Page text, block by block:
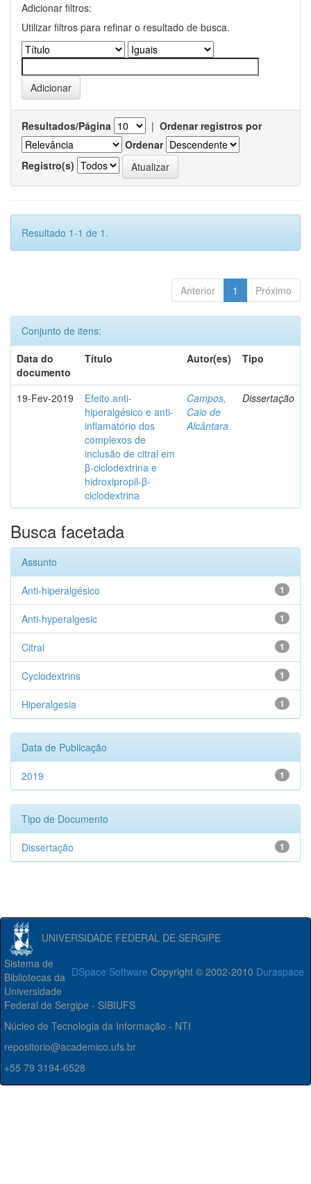
Adicionar filtros:
Utilizar filtros para refinar o resultado de busca.
Resultados/Página | Ordenar registros por
Ordenar
Registro(s)
Resultado 1-1 de 1.
Anterior 1 Próximo
Conjunto de itens:
Data do
documento
Título Autor(es) Tipo
19-Fev-2019
Efeito anti-
hiperalgésico e anti-
inflamatório dos
complexos de
inclusão de citral em
β-ciclodextrina e
hidroxipropil-β-
ciclodextrina
Campos,
Caio de
Alcântara
Dissertação
Busca facetada
Assunto
1
Anti-hiperalgésico
1
Anti-hyperalgesic
1
Citral
1
Cyclodextrins
1
Hiperalgesia
Data de Publicação
1
2019
Tipo de Documento
1
Dissertação
UNIVERSIDADE FEDERAL DE SERGIPE
DSpace Software Copyright © 2002-2010 Duraspace
Sistema de
Bibliotecas da
Universidade
Federal de Sergipe - SIBIUFS
Núcleo de Tecnologia da Informação - NTI
repositorio@academico.ufs.br
+55 79 3194-6528